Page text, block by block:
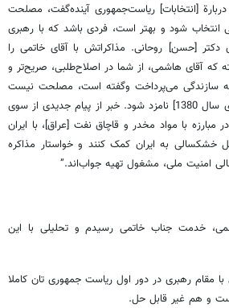
[انتخابات] ریاست‌جمهوری آینده‌گفت، مصلحت
شود و بهتر است، فردی باشد که با رهبری
دکتر [حسن] روحانی. مذاکراتش با آقای خاتمی را
که آقای هاشمی، از شما در اصلاح‌طلبی، صریح‌تر و
سازندگی می‌پرداخت وگفته است، مصلحت نیست
که [در انتخابات ریاست‌جمهوری سال 1380] نامزد شود. خبر از پیام جدیدی از سوی
مبارزه با مواد مخدر و قاچاق نفت [عراق]، با ایران
خشکسالی به ایران کمک کنند و خواستار مذاکره
امنیت ملی، مشغول تهیه جواب‌اند.”
خدمت جناب خاتمی رسیدم و تحلیلی با این
با مقام رهبری در دور اول ریاست جمهوری تان کاملا
و هم غیر قابل حل.